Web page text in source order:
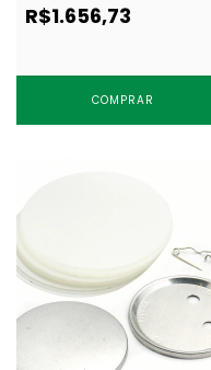
R$1.656,73
COMPRAR